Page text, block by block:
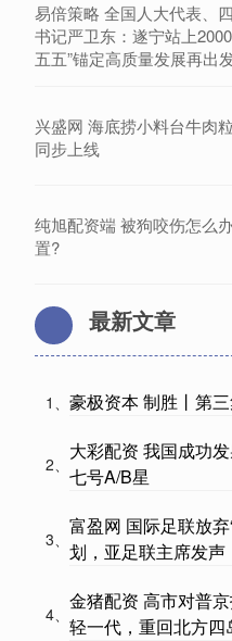
易倍策略 全国人大代表、
书记严卫东：遂宁站上
五五”锚定高质量发展再出
兴盛网 海底捞小料台牛肉
同步上线
纯旭配资端 被狗咬伤怎么
置?
最新文章
1、 豪极资本 制胜丨第三
2、
大彩配资 我国成功
七号A/B星
3、
富盈网 国际足联放
划，亚足联主席发声
4、
金猪配资 高市对普
轻一代，重回北方四